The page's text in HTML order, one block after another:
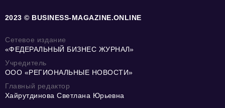
2023 © BUSINESS-MAGAZINE.ONLINE
Сетевое издание
«ФЕДЕРАЛЬНЫЙ БИЗНЕС ЖУРНАЛ»
Учредитель
ООО «РЕГИОНАЛЬНЫЕ НОВОСТИ»
Главный редактор
Хайрутдинова Светлана Юрьевна